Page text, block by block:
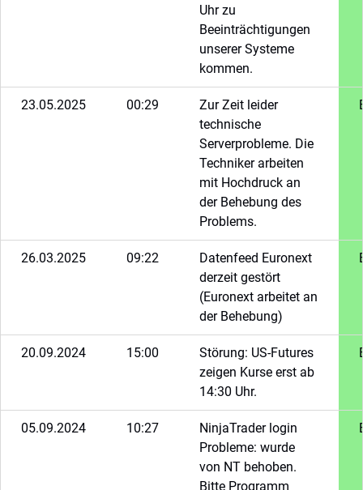
Uhr zu
Beeinträchtigungen
unserer Systeme
kommen.
23.05.2025 00:29
Zur Zeit leider
technische
Serverprobleme. Die
Techniker arbeiten
mit Hochdruck an
der Behebung des
Problems.
26.03.2025 09:22
Datenfeed Euronext
derzeit gestört
(Euronext arbeitet an
der Behebung)
20.09.2024 15:00
Störung: US-Futures
zeigen Kurse erst ab
14:30 Uhr.
05.09.2024 10:27
NinjaTrader login
Probleme: wurde
von NT behoben.
Bitte Programm